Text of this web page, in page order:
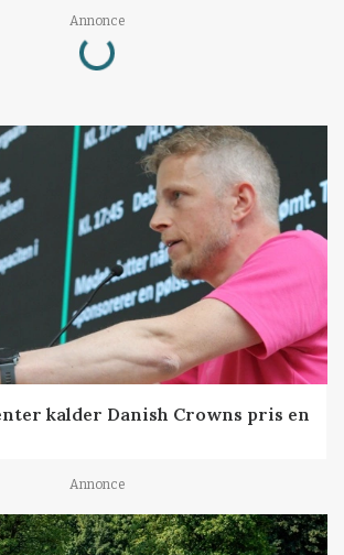
Annonce
Loading...
kalder Danish Crowns pris en
Annonce